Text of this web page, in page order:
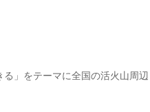
る」をテーマに全国の活火山周辺